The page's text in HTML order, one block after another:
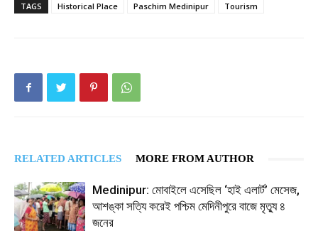
TAGS Historical Place Paschim Medinipur Tourism
RELATED ARTICLES MORE FROM AUTHOR
Medinipur: মোবাইলে এসেছিল ‘হাই এলার্ট’ মেসেজ,
আশঙ্কা সত্যি করেই পশ্চিম মেদিনীপুরে বাজে মৃত্যু ৪
জনের